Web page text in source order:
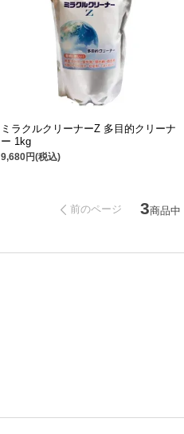
ミラクルクリーナーZ 多目的クリーナ
ー 1kg
9,680円(税込)
前のページ 3商品中